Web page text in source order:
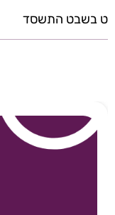
ט בשבט התשסד